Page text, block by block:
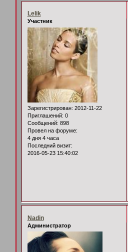
Lelik
Участник
Зарегистрирован: 2012-11-22
Приглашений: 0
Сообщений: 898
Провел на форуме:
4 дня 4 часа
Последний визит:
2016-05-23 15:40:02
Nadin
Администратор